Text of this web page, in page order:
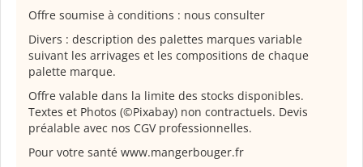
Offre soumise à conditions : nous consulter
Divers : description des palettes marques variable
suivant les arrivages et les compositions de chaque
palette marque.
Offre valable dans la limite des stocks disponibles.
Textes et Photos (©Pixabay) non contractuels. Devis
préalable avec nos CGV professionnelles.
Pour votre santé www.mangerbouger.fr